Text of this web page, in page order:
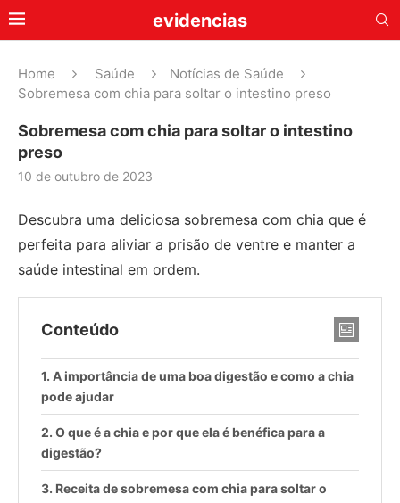
evidencias
Home Saúde
Notícias de Saúde
Sobremesa com chia para soltar o intestino preso
Sobremesa com chia para soltar o intestino
preso
10 de outubro de 2023
Descubra uma deliciosa sobremesa com chia que é
perfeita para aliviar a prisão de ventre e manter a
saúde intestinal em ordem.
Conteúdo
A importância de uma boa digestão e como a chia
pode ajudar
O que é a chia e por que ela é benéfica para a
digestão?
Receita de sobremesa com chia para soltar o